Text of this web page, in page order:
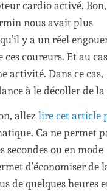
cardio activé.
nous avait plus
y a un réel
coureurs. Et au
activité. Dans ce cas,
à le décoller de la
allez lire cet article
Ca ne permet
secondes ou en mode
d’économiser de
de quelques heures